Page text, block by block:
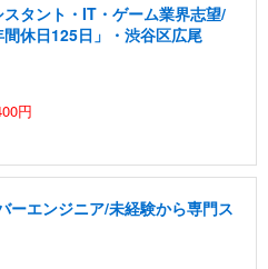
タント・IT・ゲーム業界志望/
休日125日」・渋谷区広尾
円
ーエンジニア/未経験から専門ス